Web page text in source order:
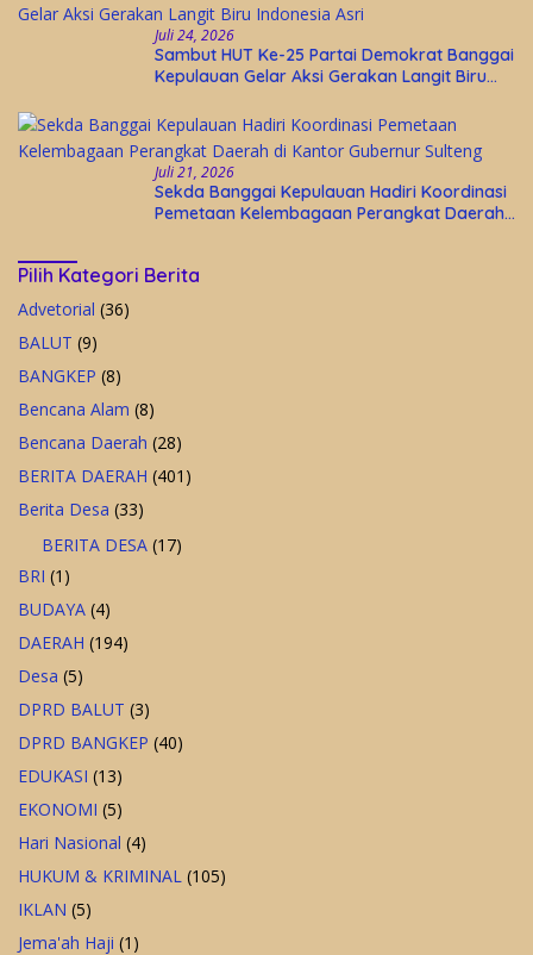
Juli 24, 2026
Sambut HUT Ke-25 Partai Demokrat Banggai
Kepulauan Gelar Aksi Gerakan Langit Biru
Juli 21, 2026
Sekda Banggai Kepulauan Hadiri Koordinasi
Pemetaan Kelembagaan Perangkat Daerah
Pilih Kategori Berita
Advetorial (36)
BALUT (9)
BANGKEP (8)
Bencana Alam (8)
Bencana Daerah (28)
BERITA DAERAH (401)
Berita Desa (33)
BERITA DESA (17)
BRI (1)
BUDAYA (4)
DAERAH (194)
Desa (5)
DPRD BALUT (3)
DPRD BANGKEP (40)
EDUKASI (13)
EKONOMI (5)
Hari Nasional (4)
HUKUM & KRIMINAL (105)
IKLAN (5)
Jema'ah Haji (1)